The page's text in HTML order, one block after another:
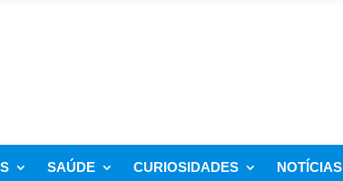
SAÚDE CURIOSIDADES NOTÍCIAS